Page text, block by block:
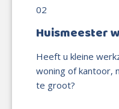
Huismeester
Heeft u kleine
woning of kantoor,
te groot?